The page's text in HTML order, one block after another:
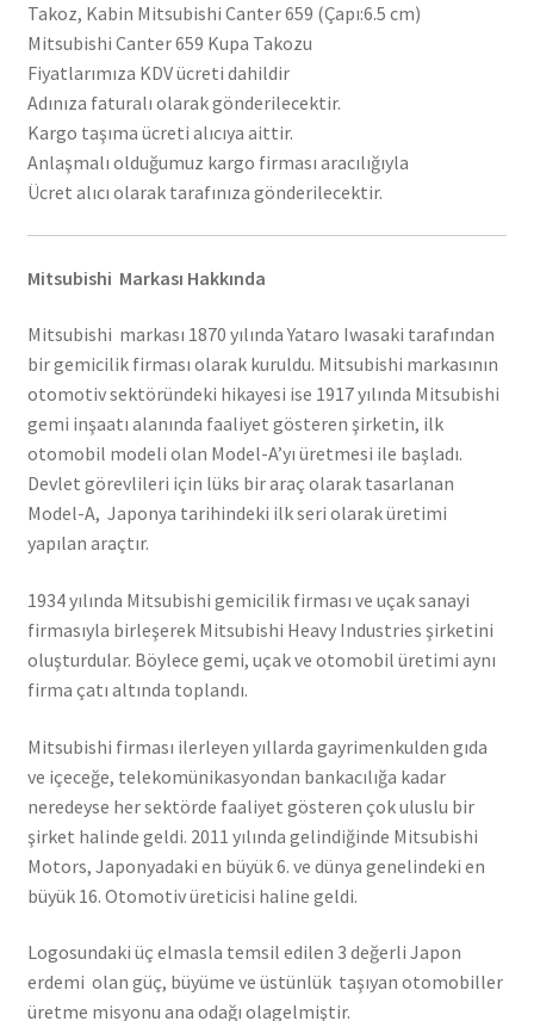
Takoz, Kabin Mitsubishi Canter 659 (Çapı:6.5 cm)
Mitsubishi Canter 659 Kupa Takozu
Fiyatlarımıza KDV ücreti dahildir
Adınıza faturalı olarak gönderilecektir.
Kargo taşıma ücreti alıcıya aittir.
Anlaşmalı olduğumuz kargo firması aracılığıyla
Ücret alıcı olarak tarafınıza gönderilecektir.
Mitsubishi Markası Hakkında
Mitsubishi markası 1870 yılında Yataro Iwasaki tarafından
bir gemicilik firması olarak kuruldu. Mitsubishi markasının
otomotiv sektöründeki hikayesi ise 1917 yılında Mitsubishi
gemi inşaatı alanında faaliyet gösteren şirketin, ilk
otomobil modeli olan Model-A’yı üretmesi ile başladı.
Devlet görevlileri için lüks bir araç olarak tasarlanan
Model-A, Japonya tarihindeki ilk seri olarak üretimi
yapılan araçtır.
1934 yılında Mitsubishi gemicilik firması ve uçak sanayi
firmasıyla birleşerek Mitsubishi Heavy Industries şirketini
oluşturdular. Böylece gemi, uçak ve otomobil üretimi aynı
firma çatı altında toplandı.
Mitsubishi firması ilerleyen yıllarda gayrimenkulden gıda
ve içeceğe, telekomünikasyondan bankacılığa kadar
neredeyse her sektörde faaliyet gösteren çok uluslu bir
şirket halinde geldi. 2011 yılında gelindiğinde Mitsubishi
Motors, Japonyadaki en büyük 6. ve dünya genelindeki en
büyük 16. Otomotiv üreticisi haline geldi.
Logosundaki üç elmasla temsil edilen 3 değerli Japon
erdemi olan güç, büyüme ve üstünlük taşıyan otomobiller
üretme misyonu ana odağı olagelmiştir.